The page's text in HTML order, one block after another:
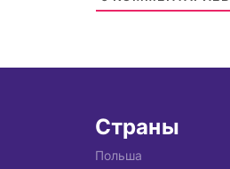
Страны
Польша